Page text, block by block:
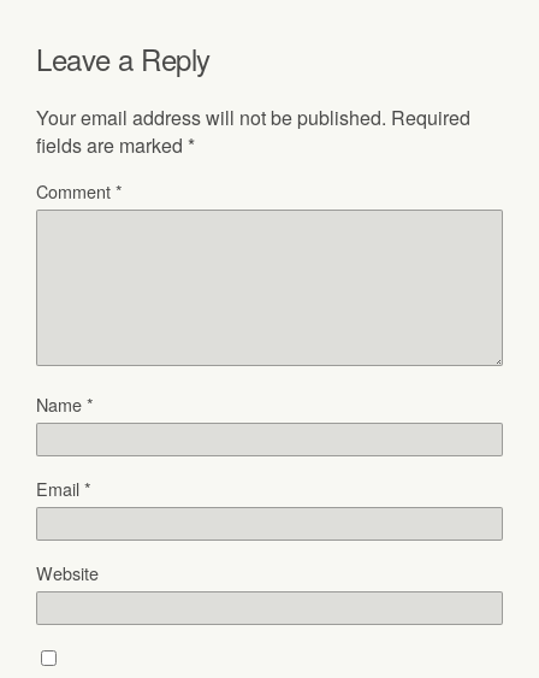
Leave a Reply
Your email address will not be published. Required
fields are marked *
Comment*
Name*
Email*
Website